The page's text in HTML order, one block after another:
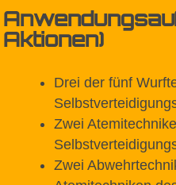
Aktionen)
Drei der fünf
Zwei
Zwei